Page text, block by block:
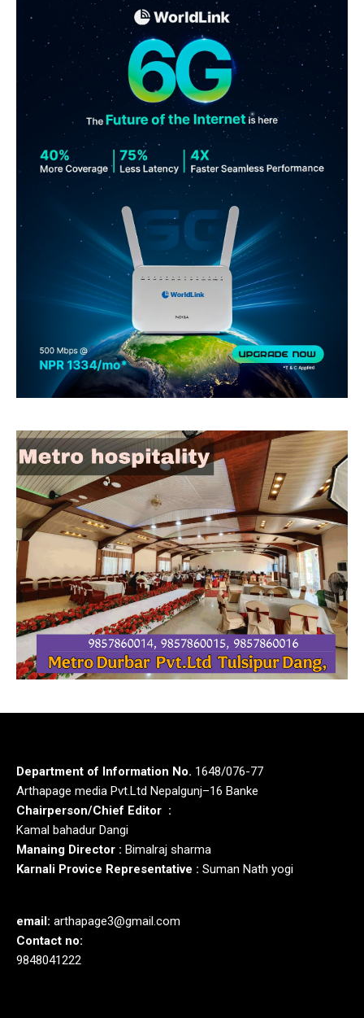
Department of Information No. 1648/076-77
Arthapage media Pvt.Ltd Nepalgunj–16 Banke
Chairperson/Chief Editor :
Kamal bahadur Dangi
Manaing Director : Bimalraj sharma
Karnali Provice Representative : Suman Nath yogi
email: arthapage3@gmail.com
Contact no:
9848041222